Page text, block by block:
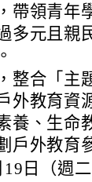
帶領青年
多元且親
整合「主
外教育資
養、生命
戶外教育
日（週